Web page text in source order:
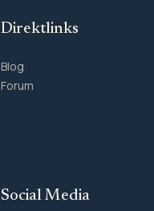
Direktlinks
Blog
Forum
Social Media